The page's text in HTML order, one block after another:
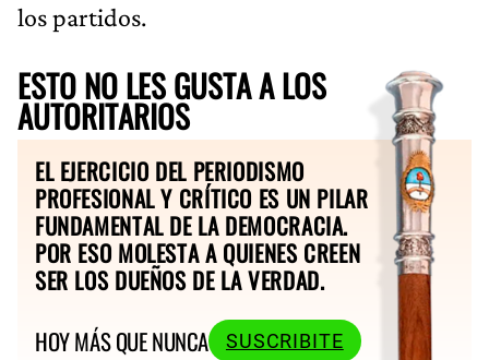
los partidos.
ESTO NO LES GUSTA A LOS
AUTORITARIOS
EL EJERCICIO DEL PERIODISMO
PROFESIONAL Y CRÍTICO ES UN PILAR
FUNDAMENTAL DE LA DEMOCRACIA.
POR ESO MOLESTA A QUIENES CREEN
SER LOS DUEÑOS DE LA VERDAD.
HOY MÁS QUE NUNCA
SUSCRIBITE